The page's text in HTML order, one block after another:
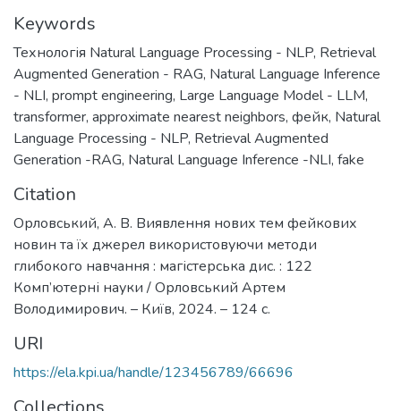
Keywords
Технологія Natural Language Processing - NLP, Retrieval
Augmented Generation - RAG, Natural Language Inference
- NLI, prompt engineering, Large Language Model - LLM,
transformer, approximate nearest neighbors, фейк, Natural
Language Processing - NLP, Retrieval Augmented
Generation -RAG, Natural Language Inference -NLI, fake
Citation
Орловський, А. В. Виявлення нових тем фейкових
новин та їх джерел використовуючи методи
глибокого навчання : магістерська дис. : 122
Комп’ютерні науки / Орловський Артем
Володимирович. – Київ, 2024. – 124 с.
URI
https://ela.kpi.ua/handle/123456789/66696